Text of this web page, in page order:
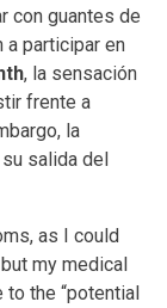
con guantes de
a participar en
, la sensación
frente a
la
salida del
as I could
my medical
the “potential